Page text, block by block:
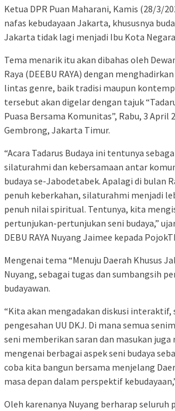
Ketua DPR Puan Maharani, Kamis (28/3/
nafas kebudayaan Jakarta, khususnya
Jakarta tidak lagi menjadi Ibu Kota
Tema menarik itu akan dibahas oleh
Raya (DEEBU RAYA) dengan
lintas genre, baik tradisi maupun
tersebut akan digelar dengan tajuk
Puasa Bersama Komunitas”, Rabu, 3 April
Gembrong, Jakarta Timur.
“Acara Tadarus Budaya ini tentunya
silaturahmi dan kebersamaan antar
budaya se-Jabodetabek. Apalagi di bulan
penuh keberkahan, silaturahmi menjadi
penuh nilai spiritual. Tentunya, kita
pertunjukan-pertunjukan seni budaya,”
DEBU RAYA Nuyang Jaimee kepada
Mengenai tema “Menuju Daerah Khusus
Nuyang, sebagai tugas dan sumbangsih
budayawan.
“Kita akan mengadakan diskusi interaktif,
pengesahan UU DKJ. Di mana semua
seni memberikan saran dan masukan
mengenai berbagai aspek seni budaya
coba kita bangun bersama menjelang
masa depan dalam perspektif
Oleh karenanya Nuyang berharap seluruh